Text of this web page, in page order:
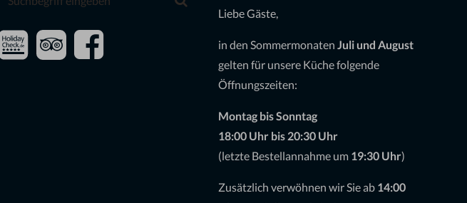
Liebe Gäste,
in den Sommermonaten Juli und August
gelten für unsere Küche folgende
Öffnungszeiten:
Montag bis Sonntag
18:00 Uhr bis 20:30 Uhr
(letzte Bestellannahme um 19:30 Uhr)
Zusätzlich verwöhnen wir Sie ab 14:00